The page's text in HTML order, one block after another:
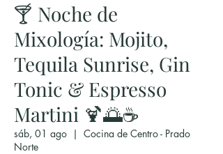
🍸 Noche de
Mixología: Mojito,
Tequila Sunrise, Gin
Tonic & Espresso
Martini 🍹🌅☕
sáb, 01 ago
  |
Cocina de Centro - Prado
Norte